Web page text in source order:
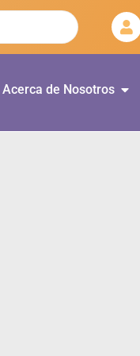
Acerca de Nosotros